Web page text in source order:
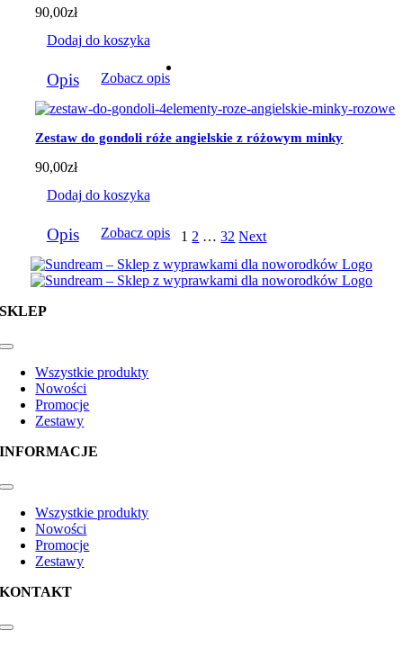
90,00zł
Dodaj do koszyka
Opis Zobacz opis
Zestaw do gondoli róże angielskie z różowym minky
90,00zł
Dodaj do koszyka
Opis Zobacz opis 1 2 … 32 Next
SKLEP
Toggle
NavigationWszystkie produkty
Nowości
Promocje
Zestawy
INFORMACJE
Toggle
NavigationWszystkie produkty
Nowości
Promocje
Zestawy
KONTAKT
Toggle